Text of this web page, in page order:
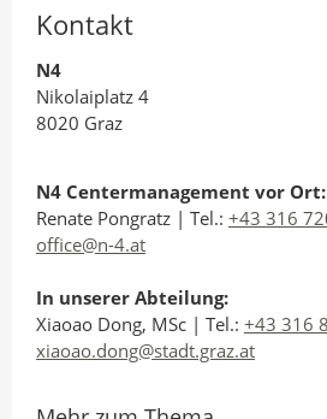
Kontakt
N4
Nikolaiplatz 4
8020 Graz
N4 Centermanagement vor Ort:
Renate Pongratz | Tel.: +43 316
office@n-4.at
In unserer Abteilung:
Xiaoao Dong, MSc | Tel.: +43 316
xiaoao.dong@stadt.graz.at